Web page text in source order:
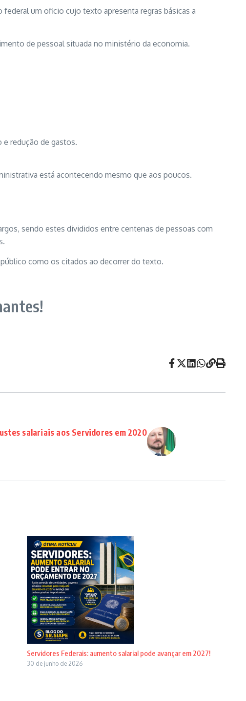
um oficio cujo texto apresenta regras básicas a
de pessoal situada no ministério da economia.
redução de gastos.
está acontecendo mesmo que aos poucos.
sendo estes divididos entre centenas de pessoas com
como os citados ao decorrer do texto.
salariais aos Servidores em 2020
Servidores Federais: aumento salarial pode avançar em 2027!
30 de junho de 2026